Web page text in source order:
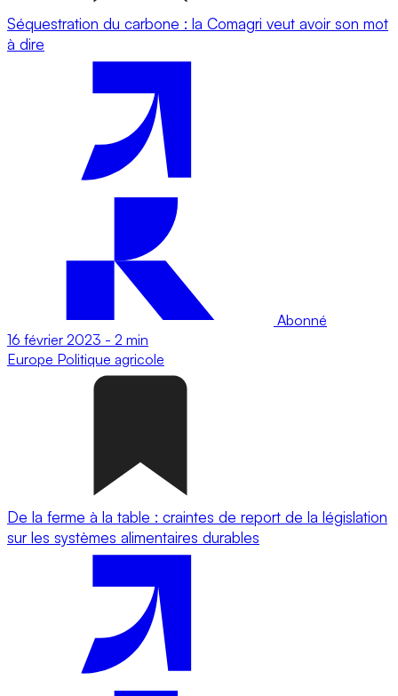
Séquestration du carbone : la Comagri veut avoir son mot
à dire
Abonné
16 février 2023 - 2 min
Europe Politique agricole
De la ferme à la table : craintes de report de la législation
sur les systèmes alimentaires durables